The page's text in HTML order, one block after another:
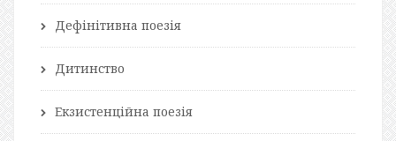
Дефінітивна поезія
Дитинство
Екзистенційна поезія